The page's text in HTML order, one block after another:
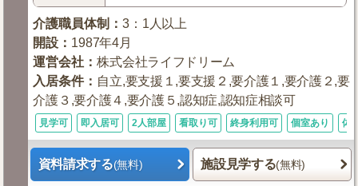
介護職員体制 ：3：1人以上
開設 ： 1987年4月
運営会社 ：株式会社ライフドリーム
入居条件： 自立,要支援１,要支援２,要介護１,要介護２,要
介護３,要介護４,要介護５,認知症,認知症相談可
見学可 即入居可 2人部屋 看取り可 終身利用可 個室あり 体
資料請求する(無料) 施設見学する(無料)